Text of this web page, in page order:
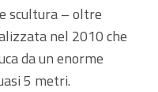
scultura – oltre
nel 2010 che
da un enorme
5 metri.